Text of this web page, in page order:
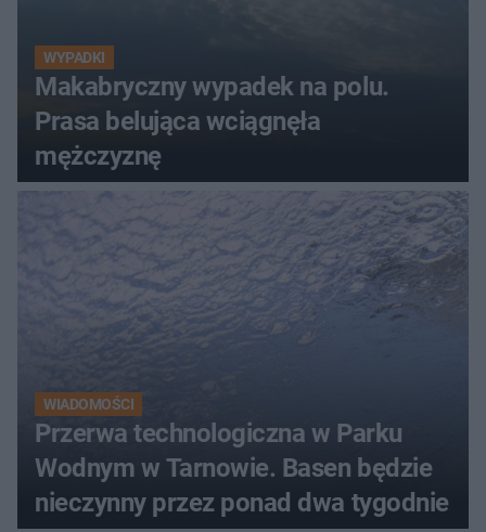
WYPADKI
Makabryczny wypadek na polu.
Prasa belująca wciągnęła
mężczyznę
WIADOMOŚCI
Przerwa technologiczna w Parku
Wodnym w Tarnowie. Basen będzie
nieczynny przez ponad dwa tygodnie